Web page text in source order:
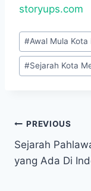
storyups.com
Post
Tags:
#Awal Mula Kota
#Sejarah Kota
Navigasi
pos
PREVIOUS
Sejarah
yang Ada Di